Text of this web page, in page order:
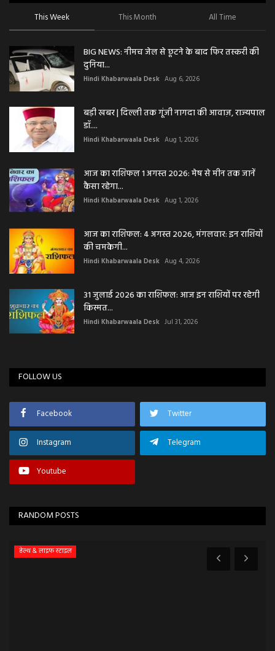
This Week This Month All Time
BIG NEWS: नीमच जेल से छूटने के बाद फिर तस्करी की
दुनिया...
Hindi Khabarwaala Desk Aug 6, 2026
बड़ी खबर | दिल्ली तक गूंजी नागदा की आवाज़, राज्यपाल
डॉ....
Hindi Khabarwaala Desk Aug 1, 2026
आज का राशिफल 1 अगस्त 2026: मेष से मीन तक जानें
कैसा रहेगा...
Hindi Khabarwaala Desk Aug 1, 2026
आज का राशिफल: 4 अगस्त 2026, मंगलवार: इन राशियों
की चमकेगी...
Hindi Khabarwaala Desk Aug 4, 2026
31 जुलाई 2026 का राशिफल: आज इन राशियों पर रहेगी
किस्मत...
Hindi Khabarwaala Desk Jul 31, 2026
FOLLOW US
Facebook Twitter
Instagram Telegram
Youtube
RANDOM POSTS
हेल्थ & लाइफ स्टाइल